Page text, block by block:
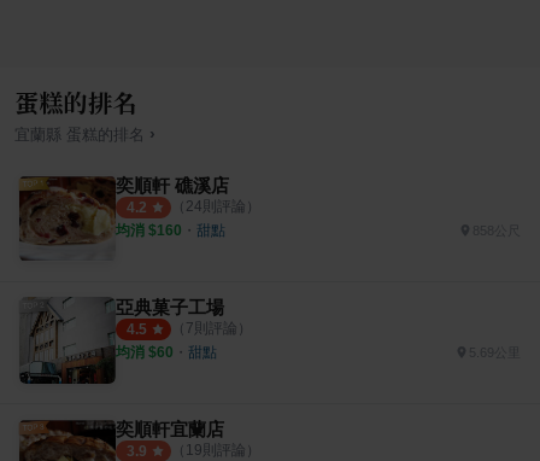
蛋糕的排名
宜蘭縣 蛋糕的排名 ›
奕順軒 礁溪店
4.2 （ 24則評論）
均消 $160 ・ 甜點 858公尺
亞典菓子工場
4.5 （ 7則評論）
均消 $60 ・ 甜點 5.69公里
奕順軒宜蘭店
3.9 （ 19則評論）